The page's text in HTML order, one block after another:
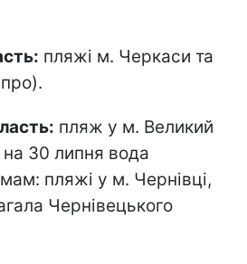
пляжі м. Черкаси та
пляж у м. Великий
30 липня вода
пляжі у м. Чернівці,
Чернівецького